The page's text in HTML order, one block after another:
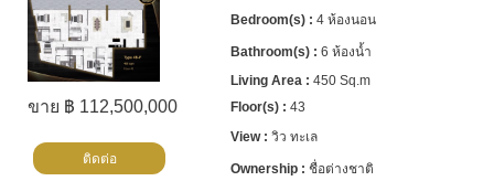
ขาย ฿ 112,500,000
4 ห้องนอน
6 ห้องน้ำ
450 Sq.m
43
วิว ทะเล
ชื่อต่างชาติ
ติดต่อ